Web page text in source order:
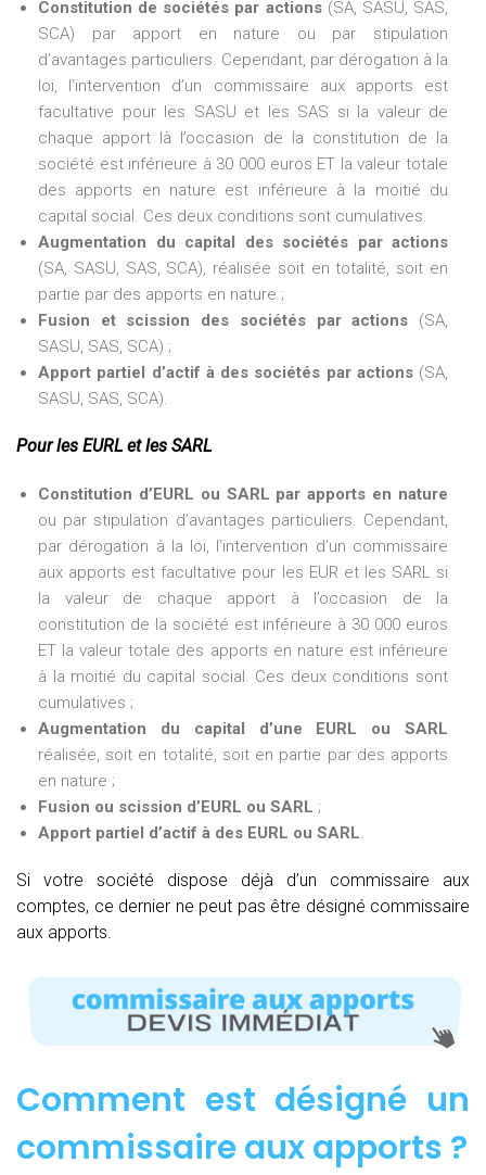
Constitution de sociétés par actions(SA, SASU, SAS,
SCA) par apport en nature ou par stipulation
d’avantages particuliers. Cependant, par dérogation à la
loi, l’intervention d’un commissaire aux apports est
facultative pour les SASU et les SAS si la valeur de
chaque apport là l’occasion de la constitution de la
société est inférieure à 30 000 euros ET la valeur totale
des apports en nature est inférieure à la moitié du
capital social. Ces deux conditions sont cumulatives.
Augmentation du capital des sociétés par actions
(SA, SASU, SAS, SCA), réalisée soit en totalité, soit en
partie par des apports en nature ;
Fusion et scission des sociétés par actions (SA,
SASU, SAS, SCA) ;
Apport partiel d’actif à des sociétés par actions(SA,
SASU, SAS, SCA).
Pour les EURL et les SARL
Constitution d’EURL ou SARL par apports en nature
ou par stipulation d’avantages particuliers. Cependant,
par dérogation à la loi, l’intervention d’un commissaire
aux apports est facultative pour les EUR et les SARL si
la valeur de chaque apport à l’occasion de la
constitution de la société est inférieure à 30 000 euros
ET la valeur totale des apports en nature est inférieure
à la moitié du capital social. Ces deux conditions sont
cumulatives ;
Augmentation du capital d’une EURL ou SARL
réalisée, soit en totalité, soit en partie par des apports
en nature ;
Fusion ou scission d’EURL ou SARL ;
Apport partiel d’actif à des EURL ou SARL.
Si votre société dispose déjà d’un commissaire aux
comptes, ce dernier ne peut pas être désigné commissaire
aux apports.
Comment est désigné un
commissaire aux apports ?